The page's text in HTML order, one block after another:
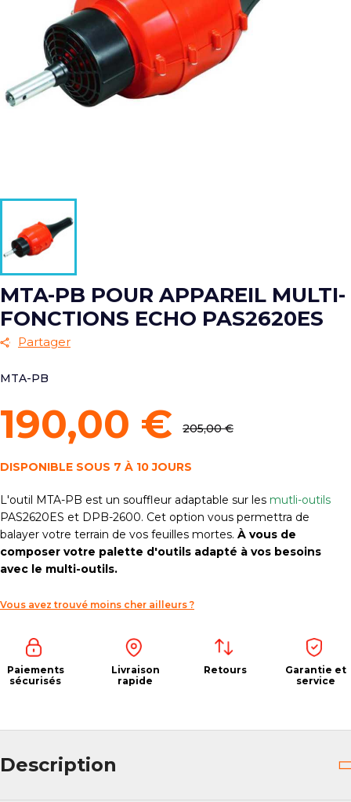
MTA-PB POUR APPAREIL MULTI-
FONCTIONS ECHO PAS2620ES
Partager
MTA-PB
190,00 € 205,00 €
DISPONIBLE SOUS 7 À 10 JOURS
L'outil MTA-PB est un souffleur adaptable sur les mutli-outils
PAS2620ES et DPB-2600. Cet option vous permettra de
balayer votre terrain de vos feuilles mortes. À vous de
composer votre palette d'outils adapté à vos besoins
avec le multi-outils.
Vous avez trouvé moins cher ailleurs ?
Paiements
sécurisés
Livraison
rapide
Retours
Garantie et
service
Description